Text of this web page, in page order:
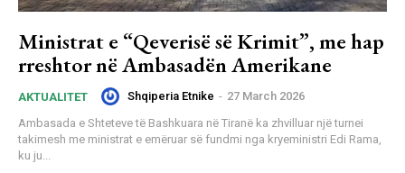
Ministrat e “Qeverisë së Krimit”, me hap
rreshtor në Ambasadën Amerikane
AKTUALITET Shqiperia Etnike - 27 March 2026
Ambasada e Shteteve të Bashkuara në Tiranë ka zhvilluar një turnei
takimesh me ministrat e emëruar së fundmi nga kryeministri Edi Rama,
ku ju...